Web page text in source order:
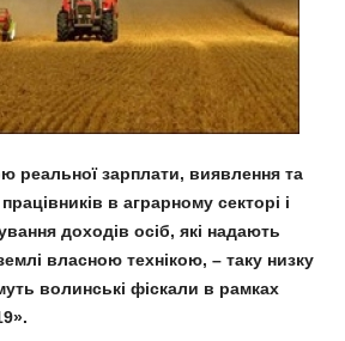
реальної зарплати, виявлення та
в аграрному секторі і
доходів осіб, які надають
власною технікою, – таку низку
волинські фіскали в рамках